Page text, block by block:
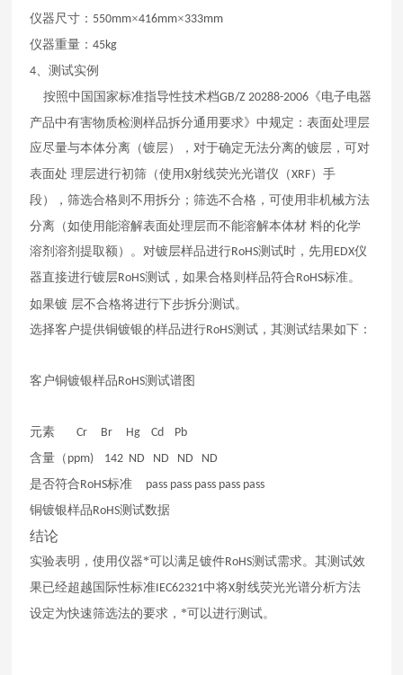
仪器尺寸： 550mm×416mm×333mm
仪器重量：45kg
4 、测试实例
按照中国国家标准指导性技术档GB/Z 20288-2006 《电子电器
产品中有害物质检测样品拆分通用要求》中规定：表面处理层
应尽量与本体分离（镀层），对于确定无法分离的镀层，可对
表面处 理层进行初筛（使用X射线荧光光谱仪（XRF）手
段），筛选合格则不用拆分；筛选不合格，可使用非机械方法
分离（如使用能溶解表面处理层而不能溶解本体材 料的化学
溶剂溶剂提取额）。对镀层样品进行RoHS测试时，先用 EDX仪
器直接进行镀层RoHS测试，如果合格则样品符合RoHS标准。
如果镀 层不合格将进行下步拆分测试。
选择客户提供铜镀银的样品进行RoHS测试，其测试结果如下：
客户铜镀银样品RoHS测试谱图
元素 Cr Br Hg Cd Pb
含量（ ppm) 142 ND ND ND ND
是否符合RoHS标准 pass pass pass pass pass
铜镀银样品RoHS测试数据
结论
实验表明，使用仪器*可以满足镀件RoHS测试需求。其测试效
果已经超越国际性标准IEC62321中将X射线荧光光谱分析方法
设定为快速筛选法的要求，*可以进行测试。